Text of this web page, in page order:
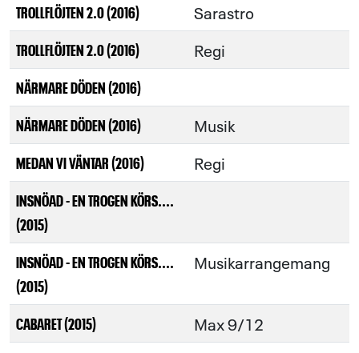
TROLLFLÖJTEN 2.0 (2016) Sarastro
TROLLFLÖJTEN 2.0 (2016) Regi
NÄRMARE DÖDEN (2016)
NÄRMARE DÖDEN (2016)
Musik
MEDAN VI VÄNTAR (2016) Regi
INSNÖAD - EN TROGEN KÖRS....
(2015)
INSNÖAD - EN TROGEN KÖRS....
(2015)
Musikarrangemang
CABARET (2015) Max 9/12